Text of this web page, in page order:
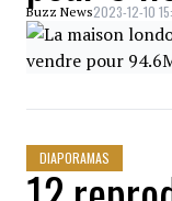
Buzz News2023-12-10
DIAPORAMAS